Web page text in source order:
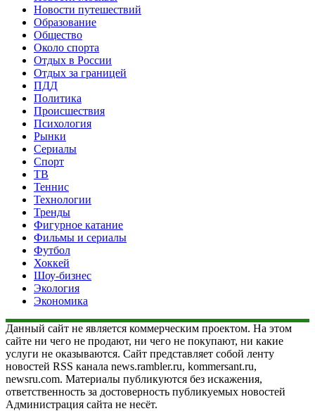
Новости путешествий
Образование
Общество
Около спорта
Отдых в России
Отдых за границей
ПДД
Политика
Происшествия
Психология
Рынки
Сериалы
Спорт
ТВ
Теннис
Технологии
Тренды
Фигурное катание
Фильмы и сериалы
Футбол
Хоккей
Шоу-бизнес
Экология
Экономика
Данный сайт не является коммерческим проектом. На этом
сайте ни чего не продают, ни чего не покупают, ни какие
услуги не оказываются. Сайт представляет собой ленту
новостей RSS канала news.rambler.ru, kommersant.ru,
newsru.com. Материалы публикуются без искажения,
ответственность за достоверность публикуемых новостей
Администрация сайта не несёт.